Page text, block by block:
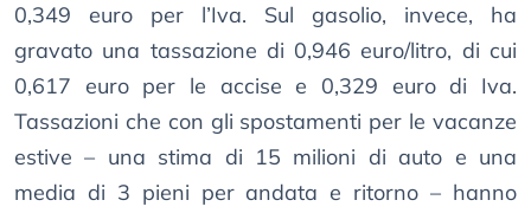
0,349 euro per l’Iva. Sul gasolio, invece, ha
gravato una tassazione di 0,946 euro/litro, di cui
0,617 euro per le accise e 0,329 euro di Iva.
Tassazioni che con gli spostamenti per le vacanze
estive – una stima di 15 milioni di auto e una
media di 3 pieni per andata e ritorno – hanno